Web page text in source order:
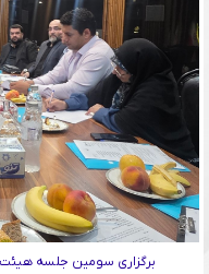
برگزاری سومین جلسه